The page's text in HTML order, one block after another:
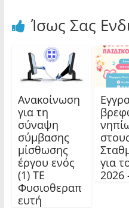
Ίσως Σας
Ανακοίνωση
για τη
σύναψη
σύμβασης
μίσθωσης
έργου ενός
(1) ΤΕ
Φυσιοθεραπ
ευτή
για
2026